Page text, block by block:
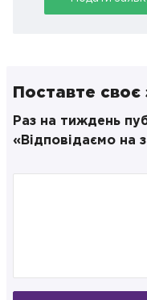
Поставте своє
Раз на тиждень
«Відповідаємо на